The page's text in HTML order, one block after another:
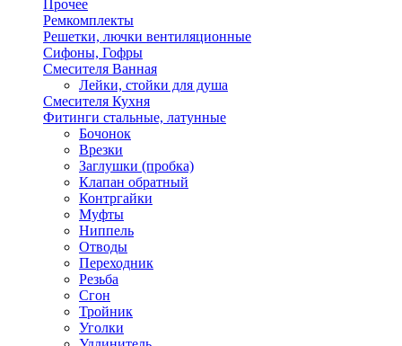
Прочее
Ремкомплекты
Решетки, лючки вентиляционные
Сифоны, Гофры
Смесителя Ванная
Лейки, стойки для душа
Смесителя Кухня
Фитинги стальные, латунные
Бочонок
Врезки
Заглушки (пробка)
Клапан обратный
Контргайки
Муфты
Ниппель
Отводы
Переходник
Резьба
Сгон
Тройник
Уголки